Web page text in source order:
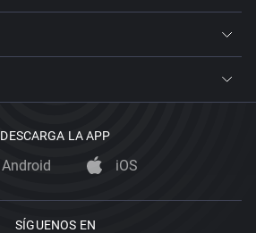
DESCARGA LA APP
Android iOS
SÍGUENOS EN